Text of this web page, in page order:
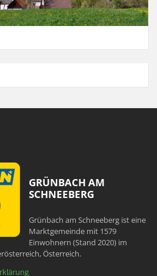
GRÜNBACH AM
SCHNEEBERG
Grünbach am Schneeberg ist eine
Marktgemeinde mit 1579
Einwohnern (Stand 2020) im
Österreich.